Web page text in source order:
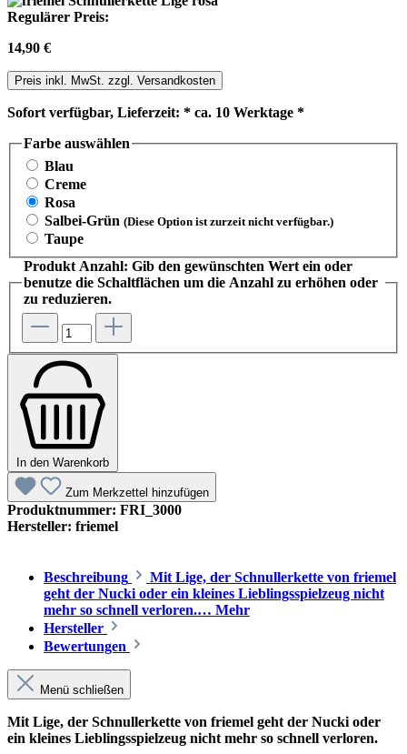
Regulärer Preis:
14,90 €
Preis inkl. MwSt. zzgl. Versandkosten
Sofort verfügbar, Lieferzeit: * ca. 10 Werktage *
Farbe auswählen
Blau
Creme
Rosa
Salbei-Grün (Diese Option ist zurzeit nicht verfügbar.)
Taupe
Produkt Anzahl: Gib den gewünschten Wert ein oder
benutze die Schaltflächen um die Anzahl zu erhöhen oder
zu reduzieren.
In den Warenkorb
Zum Merkzettel hinzufügen
Produktnummer: FRI_3000
Hersteller: friemel
Beschreibung
Mit Lige, der Schnullerkette von friemel
geht der Nucki oder ein kleines Lieblingsspielzeug nicht
mehr so schnell verloren.… Mehr
Hersteller
Bewertungen
Menü schließen
Mit Lige, der Schnullerkette von friemel geht der Nucki oder
ein kleines Lieblingsspielzeug nicht mehr so schnell verloren.